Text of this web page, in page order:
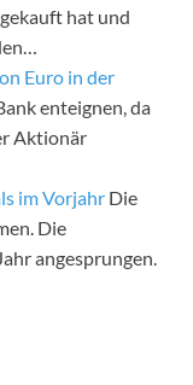
hat und
Euro in der
enteignen, da
Aktionär
im Vorjahr Die
Die
angesprungen.